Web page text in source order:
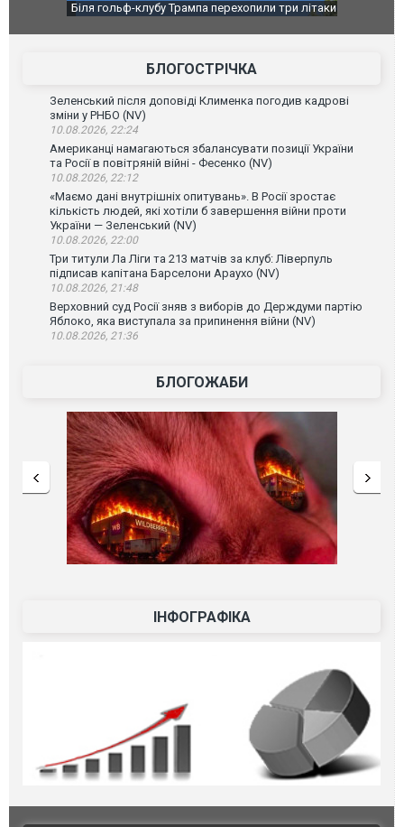
Біля гольф-клубу Трампа перехопили три літаки.
Дві
ГУР із
БЛОГОСТРІЧКА
Зеленський після доповіді Клименка погодив кадрові
зміни у РНБО (NV)
10.08.2026, 22:24
Американці намагаються збалансувати позиції України
та Росії в повітряній війні - Фесенко (NV)
10.08.2026, 22:12
«Маємо дані внутрішніх опитувань». В Росії зростає
кількість людей, які хотіли б завершення війни проти
України — Зеленський (NV)
10.08.2026, 22:00
Три титули Ла Ліги та 213 матчів за клуб: Ліверпуль
підписав капітана Барселони Араухо (NV)
10.08.2026, 21:48
Верховний суд Росії зняв з виборів до Держдуми партію
Яблоко, яка виступала за припинення війни (NV)
10.08.2026, 21:36
БЛОГОЖАБИ
ІНФОГРАФІКА